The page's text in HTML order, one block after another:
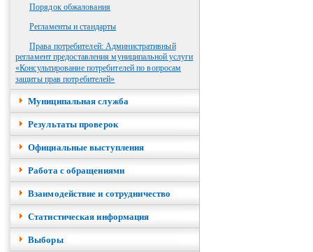
Порядок обжалования
Регламенты и стандарты
Права потребителей: Административный
регламент предоставления муниципальной услуги
«Консультирование потребителей по вопросам
защиты прав потребителей»
Муниципальная служба
Результаты проверок
Официальные выступления
Работа с обращениями
Взаимодействие и сотрудничество
Cтатистическая информация
Выборы